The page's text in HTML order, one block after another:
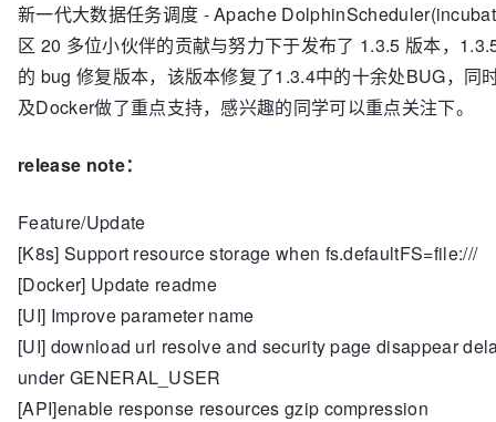
新一代大数据任务调度 - Apache
区 20 多位小伙伴的贡献与努力下于发布了 1.3.5 版本，
的 bug 修复版本，该版本修复了1.3.4中的十余处BUG， 同
及Docker做了重点支持，感兴趣的同学可以重点关注下。
release note：
Feature/Update
[K8s] Support resource storage when fs.defaultFS=file:///
[Docker] Update readme
[UI] Improve parameter name
[UI] download url resolve and security page disappear
under GENERAL_USER
[API]enable response resources gzip compression